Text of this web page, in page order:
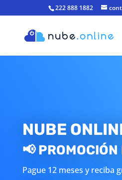
222 888 1882
NUBE
📢
Pague 12 meses y reciba